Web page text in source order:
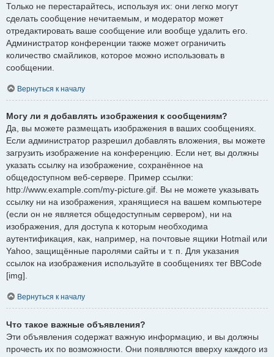
Только не перестарайтесь, используя их: они легко могут
сделать сообщение нечитаемым, и модератор может
отредактировать ваше сообщение или вообще удалить его.
Администратор конференции также может ограничить
количество смайликов, которое можно использовать в
сообщении.
Вернуться к началу
Могу ли я добавлять изображения к сообщениям?
Да, вы можете размещать изображения в ваших сообщениях.
Если администратор разрешил добавлять вложения, вы можете
загрузить изображение на конференцию. Если нет, вы должны
указать ссылку на изображение, сохранённое на
общедоступном веб-сервере. Пример ссылки:
http://www.example.com/my-picture.gif. Вы не можете указывать
ссылку ни на изображения, хранящиеся на вашем компьютере
(если он не является общедоступным сервером), ни на
изображения, для доступа к которым необходима
аутентификация, как, например, на почтовые ящики Hotmail или
Yahoo, защищённые паролями сайты и т. п. Для указания
ссылок на изображения используйте в сообщениях тег BBCode
[img].
Вернуться к началу
Что такое важные объявления?
Эти объявления содержат важную информацию, и вы должны
прочесть их по возможности. Они появляются вверху каждого из